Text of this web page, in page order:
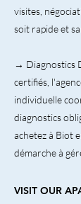
visites,
soit rapide et
→ Diagnostics
certifiés,
individuelle
diagnostics
achetez à Biot
démarche à
VISIT OUR